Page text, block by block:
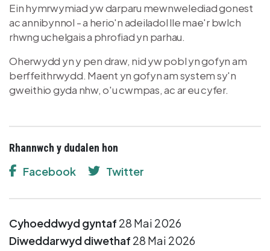
Ein hymrwymiad yw darparu mewnwelediad gonest
ac annibynnol - a herio'n adeiladol lle mae'r bwlch
rhwng uchelgais a phrofiad yn parhau.
Oherwydd yn y pen draw, nid yw pobl yn gofyn am
berffeithrwydd. Maent yn gofyn am system sy'n
gweithio gyda nhw, o'u cwmpas, ac ar eu cyfer.
Rhannwch y dudalen hon
Facebook Twitter
Cyhoeddwyd gyntaf 28 Mai 2026
Diweddarwyd diwethaf 28 Mai 2026